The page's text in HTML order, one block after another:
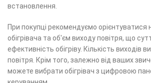
встановлення.
При покупці рекомендуємо орієнтуватися
обігрівача та об'єм виходу повітря, що
ефективність обігріву. Кількість виходів
повітря. Крім того, залежно від ваших
можете вибрати обігрівач з цифровою